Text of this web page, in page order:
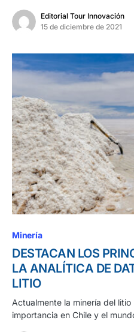
Editorial Tour Innovación
15 de diciembre de 2021
Minería
DESTACAN LOS
LA ANALÍTICA DE
LITIO
Actualmente la minería del
importancia en Chile y el